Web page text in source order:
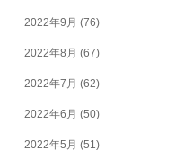
2022年9月 (76)
2022年8月 (67)
2022年7月 (62)
2022年6月 (50)
2022年5月 (51)